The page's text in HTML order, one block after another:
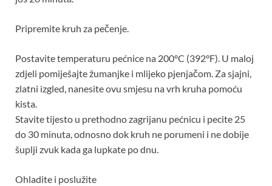
Pripremite kruh za pečenje.
Postavite temperaturu pećnice na 200°C (392°F). U maloj
zdjeli pomiješajte žumanjke i mlijeko pjenjačom. Za sjajni,
zlatni izgled, nanesite ovu smjesu na vrh kruha pomoću
kista.
Stavite tijesto u prethodno zagrijanu pećnicu i pecite 25
do 30 minuta, odnosno dok kruh ne porumeni i ne dobije
šuplji zvuk kada ga lupkate po dnu.
Ohladite i poslužite